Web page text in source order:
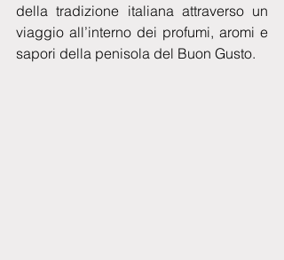
della tradizione italiana attraverso un
viaggio all’interno dei profumi, aromi e
sapori della penisola del Buon Gusto.